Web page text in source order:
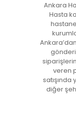
Ankara
Hasta
veren
diğer